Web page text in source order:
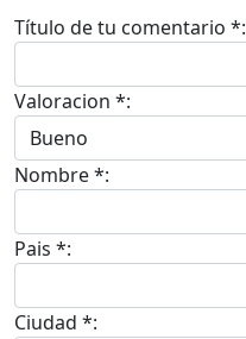
Título de tu comentario *:
Valoracion *:
Nombre *:
Pais *:
Ciudad *: